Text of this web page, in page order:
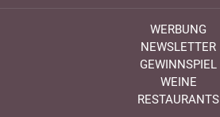
WERBUNG
NEWSLETTER
GEWINNSPIEL
WEINE
RESTAURANTS